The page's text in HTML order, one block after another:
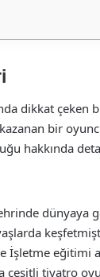
dikkat çeken
bir
hakkında
dünyaya
İşletme eğitimi
tiyatro